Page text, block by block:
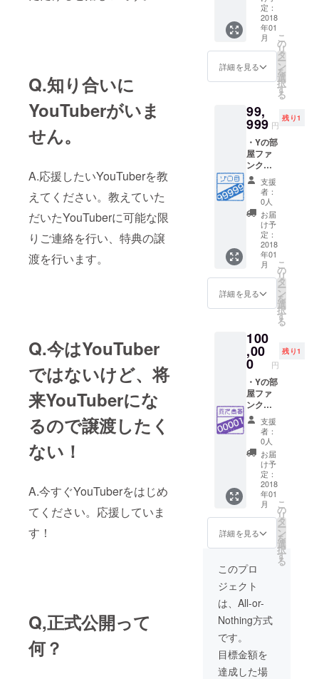
Q.知り合いに
YouTuberがいま
せん。
A.応援したいYouTuberを教
えてください。教えていた
だいたYouTuberに可能な限
りご連絡を行い、特典の譲
渡を行います。
Q.今はYouTuber
ではないけど、将
来YouTuberにな
るので譲渡したく
ない！
A.今すぐYouTuberをはじめ
てください。応援していま
す！
Q,正式公開って
何？
okコミ
ティー
に招待
・
YouTub
ファン
クラブ
会員8年
間有効
・Yの部
屋会員
カード
付与(仮
ド) ・Y
の部屋
にお名
前また
はチャ
ンネル
名が記
載され
ます。
・
Facebo
okコミ
ティー
に招待
・
YouTub
定：
2018
年01
月
詳細を見る
こ
の
リ
タ
ー
ン
を
選
択
す
る
99,
999 円
残り1
・Yの部
屋ファ
ンクラ
ブ会員
番号
99999
番 ・Y
の部屋
ファン
クラブ
会員9年
間有効
・Yの部
屋会員
カード
付与(仮
ド) ・Y
の部屋
にお名
前また
はチャ
ンネル
名が記
載され
ます。
Facebo
okコミ
ティー
に招待
YouTub
eチャン
ネルの
ご紹介
支援
者：
0人
お届
け予
定：
2018
年01
月
詳細を見る
こ
の
リ
タ
ー
ン
を
選
択
す
る
100
,00
0 円
残り1
・Yの部
屋ファ
ンクラ
ブ会員
番号
00001
番 ・Y
の部屋
ファン
クラブ
永久会
員 ・Y
の部屋
会員
カード
付与(仮
想カー
ド) ・Y
の部屋
にお名
前また
はチャ
載され
ます。
支援
者：
0人
お届
け予
定：
2018
年01
月
詳細を見る
こ
の
リ
タ
ー
ン
を
選
択
す
る
このプロ
ジェクト
は、All-or-
Nothing方式
です。
目標金額を
達成した場